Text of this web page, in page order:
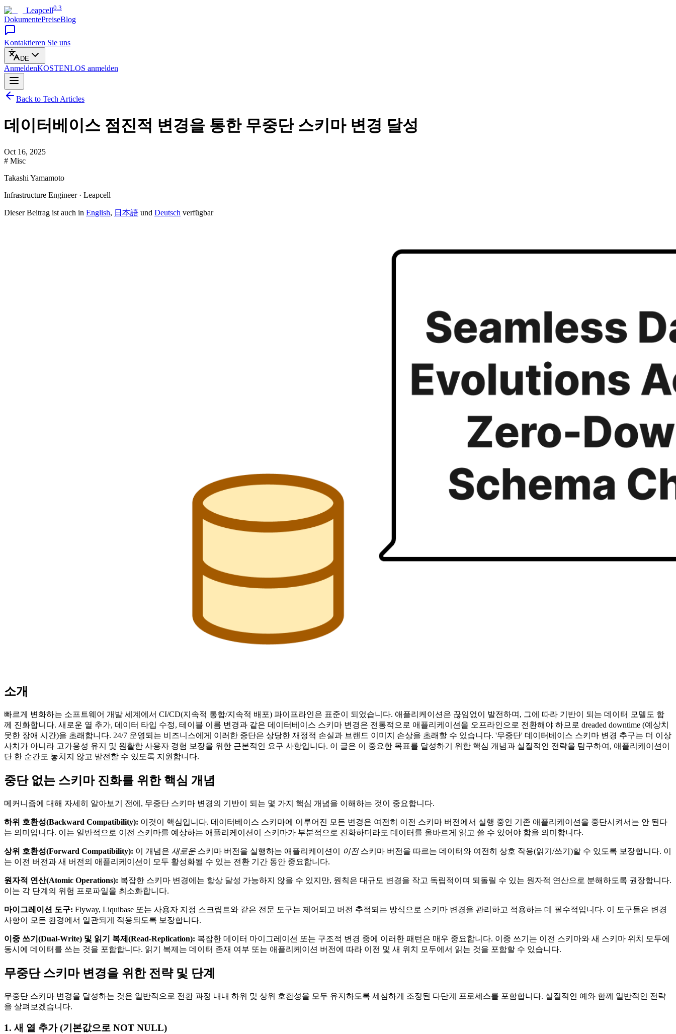
Leapcell0.3
DokumentePreiseBlog
Kontaktieren Sie uns
DE
AnmeldenKOSTENLOS anmelden
Back to Tech Articles
데이터베이스 점진적 변경을 통한 무중단 스키마 변경 달성
Oct 16, 2025
# Misc
Takashi Yamamoto
Infrastructure Engineer · Leapcell
Dieser Beitrag ist auch in English, 日本語 und Deutsch verfügbar
소개
빠르게 변화하는 소프트웨어 개발 세계에서 CI/CD(지속적 통합/지속적 배포) 파이프라인은 표준이 되었습니다. 애플리케이션은 끊임없이 발전하며, 그에 따라 기반이 되는 데이터 모델도 함
께 진화합니다. 새로운 열 추가, 데이터 타입 수정, 테이블 이름 변경과 같은 데이터베이스 스키마 변경은 전통적으로 애플리케이션을 오프라인으로 전환해야 하므로 dreaded downtime (예상치
못한 장애 시간)을 초래합니다. 24/7 운영되는 비즈니스에게 이러한 중단은 상당한 재정적 손실과 브랜드 이미지 손상을 초래할 수 있습니다. '무중단' 데이터베이스 스키마 변경 추구는 더 이상
사치가 아니라 고가용성 유지 및 원활한 사용자 경험 보장을 위한 근본적인 요구 사항입니다. 이 글은 이 중요한 목표를 달성하기 위한 핵심 개념과 실질적인 전략을 탐구하여, 애플리케이션이
단 한 순간도 놓치지 않고 발전할 수 있도록 지원합니다.
중단 없는 스키마 진화를 위한 핵심 개념
메커니즘에 대해 자세히 알아보기 전에, 무중단 스키마 변경의 기반이 되는 몇 가지 핵심 개념을 이해하는 것이 중요합니다.
하위 호환성(Backward Compatibility): 이것이 핵심입니다. 데이터베이스 스키마에 이루어진 모든 변경은 여전히 이전 스키마 버전에서 실행 중인 기존 애플리케이션을 중단시켜서는 안 된다
는 의미입니다. 이는 일반적으로 이전 스키마를 예상하는 애플리케이션이 스키마가 부분적으로 진화하더라도 데이터를 올바르게 읽고 쓸 수 있어야 함을 의미합니다.
상위 호환성(Forward Compatibility): 이 개념은 새로운 스키마 버전을 실행하는 애플리케이션이 이전스키마 버전을 따르는 데이터와 여전히 상호 작용(읽기/쓰기)할 수 있도록 보장합니다. 이
는 이전 버전과 새 버전의 애플리케이션이 모두 활성화될 수 있는 전환 기간 동안 중요합니다.
원자적 연산(Atomic Operations): 복잡한 스키마 변경에는 항상 달성 가능하지 않을 수 있지만, 원칙은 대규모 변경을 작고 독립적이며 되돌릴 수 있는 원자적 연산으로 분해하도록 권장합니다.
이는 각 단계의 위험 프로파일을 최소화합니다.
마이그레이션 도구: Flyway, Liquibase 또는 사용자 지정 스크립트와 같은 전문 도구는 제어되고 버전 추적되는 방식으로 스키마 변경을 관리하고 적용하는 데 필수적입니다. 이 도구들은 변경
사항이 모든 환경에서 일관되게 적용되도록 보장합니다.
이중 쓰기(Dual-Write) 및 읽기 복제(Read-Replication): 복잡한 데이터 마이그레이션 또는 구조적 변경 중에 이러한 패턴은 매우 중요합니다. 이중 쓰기는 이전 스키마와 새 스키마 위치 모두에
동시에 데이터를 쓰는 것을 포함합니다. 읽기 복제는 데이터 존재 여부 또는 애플리케이션 버전에 따라 이전 및 새 위치 모두에서 읽는 것을 포함할 수 있습니다.
무중단 스키마 변경을 위한 전략 및 단계
무중단 스키마 변경을 달성하는 것은 일반적으로 전환 과정 내내 하위 및 상위 호환성을 모두 유지하도록 세심하게 조정된 다단계 프로세스를 포함합니다. 실질적인 예와 함께 일반적인 전략
을 살펴보겠습니다.
1. 새 열 추가 (기본값으로 NOT NULL)